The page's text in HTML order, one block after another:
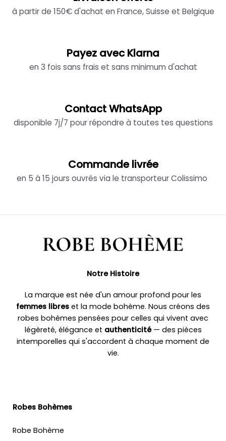
à partir de 150€ d'achat en France, Suisse et Belgique
Payez avec Klarna
en 3 fois sans frais et sans minimum d'achat
Contact WhatsApp
disponible 7j/7 pour répondre à toutes tes questions
Commande livrée
en 5 à 15 jours ouvrés via le transporteur Colissimo
Notre Histoire
La marque est née d'un amour profond pour les
femmes libres et la mode bohème. Nous créons des
robes bohèmes pensées pour celles qui vivent avec
légèreté, élégance et authenticité— des pièces
intemporelles qui s'accordent à chaque moment de
vie.
Robes Bohèmes
Robe Bohème